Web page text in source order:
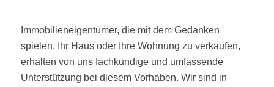
Immobilieneigentümer, die mit dem Gedanken
spielen, Ihr Haus oder Ihre Wohnung zu verkaufen,
erhalten von uns fachkundige und umfassende
Unterstützung bei diesem Vorhaben. Wir sind in